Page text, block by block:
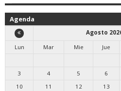
Agenda
Agosto
Lun
Mar Mie Jue
3
4 5 6
10
11 12 13